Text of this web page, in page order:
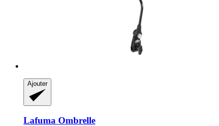
Ajouter
Lafuma Ombrelle